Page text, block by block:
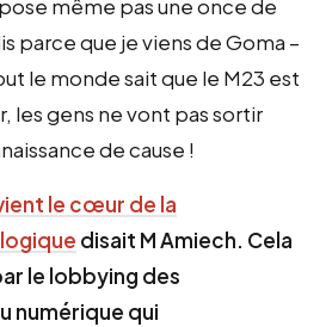
même pas une once de
parce que je viens de Goma –
le monde sait que le M23 est
les gens ne vont pas sortir
de cause !
le cœur de la
disait M Amiech. Cela
le lobbying des
numérique qui